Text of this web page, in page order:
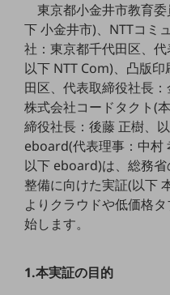
カテゴリーで探すTOP
ネットワーク・モバイル
クラウド・データセンター
電話・映像コミュニケーション
セキュリティ
運用管理
東京都小金井市教育
下 小金井市)、NTTコミ
社：東京都千代田区、代
以下 NTT Com)、凸版
田区、代表取締役社長：
株式会社コードタクト(
締役社長：後藤 正樹、
eboard(代表理事：中村
以下 eboard)は、総務
整備に向けた実証(以下
よりクラウドや低価格
始します。
1.本実証の目的